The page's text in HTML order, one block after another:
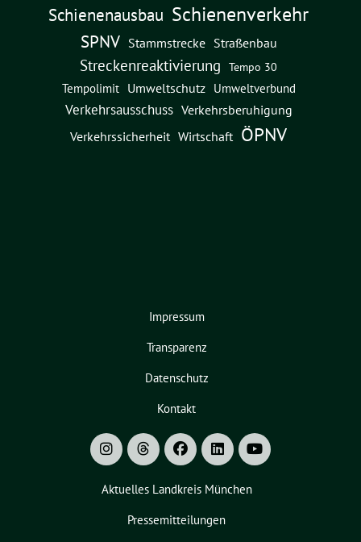
Schienenausbau Schienenverkehr
SPNV Stammstrecke Straßenbau
Streckenreaktivierung Tempo 30
Tempolimit Umweltschutz Umweltverbund
Verkehrsausschuss Verkehrsberuhigung
Verkehrssicherheit Wirtschaft ÖPNV
Impressum
Transparenz
Datenschutz
Kontakt
Aktuelles Landkreis München
Pressemitteilungen